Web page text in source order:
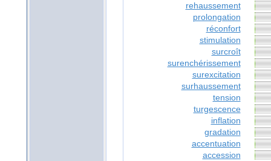
rehaussement
prolongation
réconfort
stimulation
surcroît
surenchérissement
surexcitation
surhaussement
tension
turgescence
inflation
gradation
accentuation
accession